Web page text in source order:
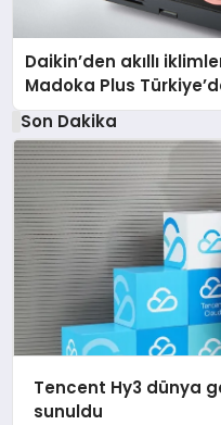
Daikin’den akıllı
Madoka Plus
Son Dakika
Tencent Hy3 dünya
sunuldu